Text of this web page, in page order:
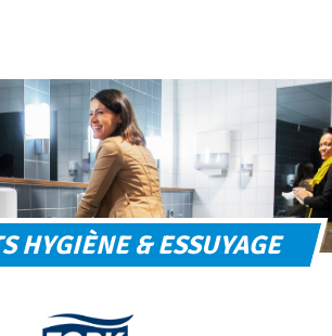
HYGIÈNE & ESSUYAGE